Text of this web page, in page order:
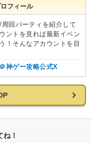
フィール
回パーティを紹介して
ントを見れば最新イベン
！そんなアカウントを目
神ゲー攻略公式X
ね！